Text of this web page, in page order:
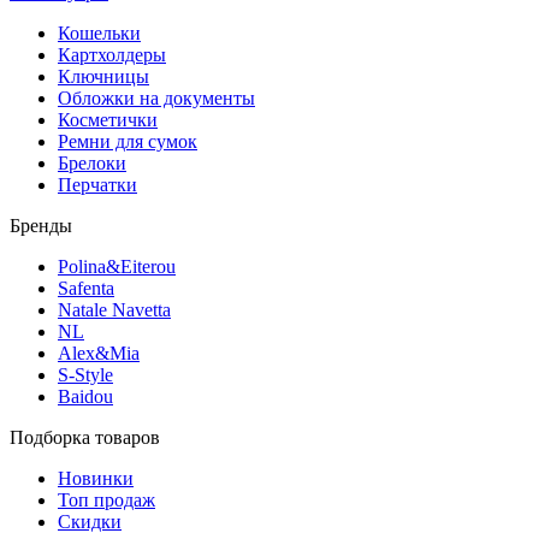
Кошельки
Картхолдеры
Ключницы
Обложки на документы
Косметички
Ремни для сумок
Брелоки
Перчатки
Бренды
Polina&Eiterou
Safenta
Natale Navetta
NL
Alex&Mia
S-Style
Baidou
Подборка товаров
Новинки
Топ продаж
Скидки